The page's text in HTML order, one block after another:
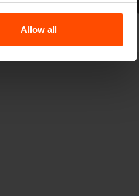
Allow all